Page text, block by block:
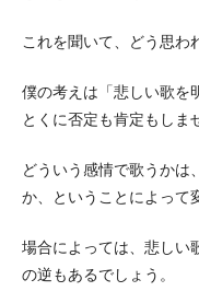
これを聞いて、どう思わ
僕の考えは「悲しい歌を
とくに否定も肯定もしま
どういう感情で歌うかは
か、ということによって
場合によっては、悲しい
の逆もあるでしょう。